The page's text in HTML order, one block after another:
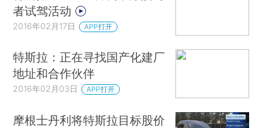
者试驾活动
2016年02月17日 APP打开
特斯拉：正在寻找国产化建厂
地址和合作伙伴
2016年02月03日 APP打开
摩根士丹利将特斯拉目标股价